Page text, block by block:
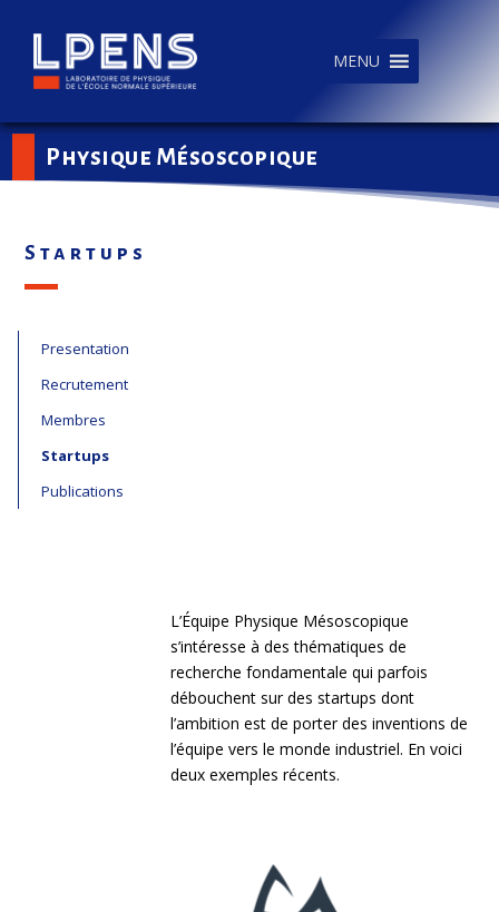
MENU
Physique Mésoscopique
Startups
Presentation
Recrutement
Membres
Startups
Publications
L’Équipe Physique Mésoscopique
s’intéresse à des thématiques de
recherche fondamentale qui parfois
débouchent sur des startups dont
l’ambition est de porter des inventions de
l’équipe vers le monde industriel. En voici
deux exemples récents.